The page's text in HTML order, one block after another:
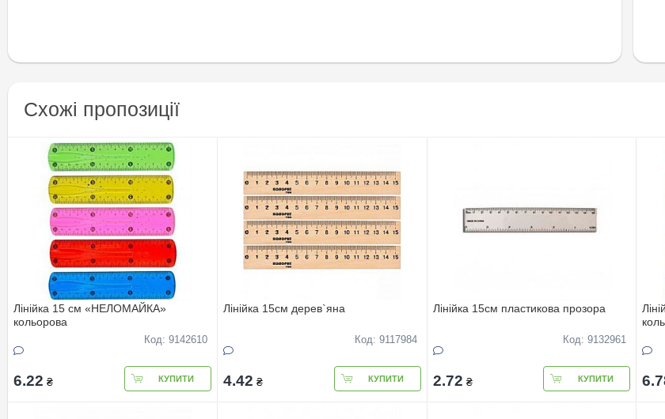
Схожі пропозиції
Лінійка 15 см «НЕЛОМАЙКА»
кольорова
Код: 9142610
6.22 ₴ КУПИТИ
Лінійка 15см дерев`яна
Код: 9117984
4.42 ₴ КУПИТИ
Лінійка 15см пластикова прозора
Код: 9132961
2.72 ₴ КУПИТИ